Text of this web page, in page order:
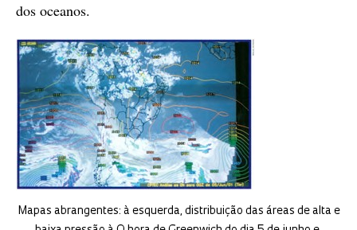
dos oceanos.
Mapas abrangentes: à esquerda, distribuição das áreas de alta e